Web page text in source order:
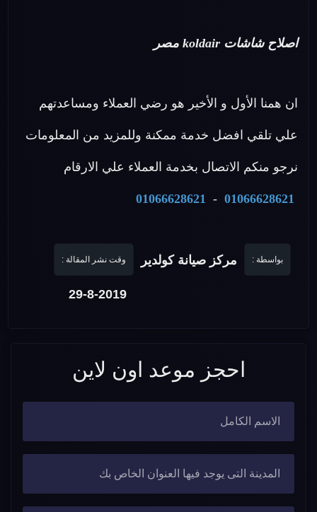
اصلاح شاشات koldair مصر
ان همنا الأول و الأخير هو رضي العملاء ومساعدتهم
علي تلقي افضل خدمة ممكنة وللمزيد من المعلومات
نرجو منكم الاتصال بخدمة العملاء علي الارقام
01066628621
-
01066628621
بواسطة : مركز صيانة كولدير وقت نشر المقالة :
29-8-2019
احجز موعد اون لاين